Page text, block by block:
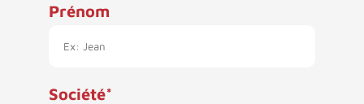
Prénom
Société